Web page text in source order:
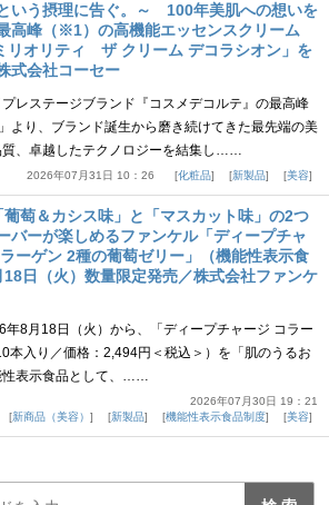
いう摂理に告ぐ。～ 100年美肌への想いを
高峰（※1）の高機能エッセンスクリーム
リオリティ ザ クリーム デコラシオン」を
式会社コーセー
レステージブランド『コスメデコルテ』の最高峰
より、ブランド誕生から磨き続けてきた最先端の美
質、卓越したテクノロジーを結集し……
2026年07月31日 10：26 化粧品 新製品 美容
葡萄＆カシス味」と「マスカット味」の2つ
バーが楽しめるファンケル「ディープチャ
ーゲン 2種の葡萄ゼリー」（機能性表示食
18日（火）数量限定発売／株式会社ファンケ
8月18日（火）から、「ディープチャージ コラー
本入り／価格：2,494円＜税込＞）を「肌のうるお
性表示食品として、……
2026年07月30日 19：21
新商品（美容） 新製品 機能性表示食品制度 美容